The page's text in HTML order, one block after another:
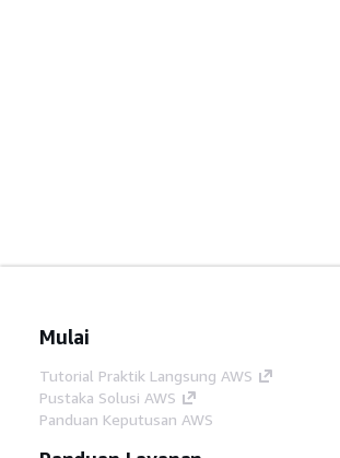
Mulai
Tutorial Praktik Langsung AWS
Pustaka Solusi AWS
Panduan Keputusan AWS